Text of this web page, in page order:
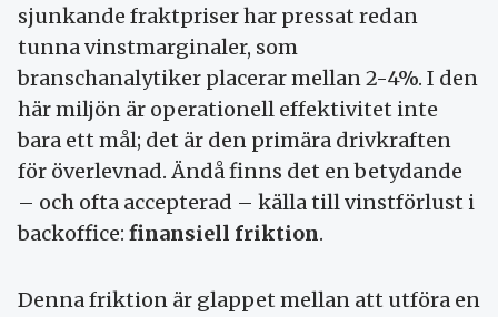
sjunkande fraktpriser har pressat redan
tunna vinstmarginaler, som
branschanalytiker placerar mellan 2-4%. I den
här miljön är operationell effektivitet inte
bara ett mål; det är den primära drivkraften
för överlevnad. Ändå finns det en betydande
– och ofta accepterad – källa till vinstförlust i
backoffice: finansiell friktion.
Denna friktion är glappet mellan att utföra en